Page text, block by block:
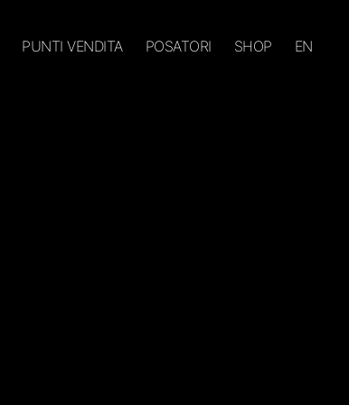
PUNTI VENDITA POSATORI SHOP EN